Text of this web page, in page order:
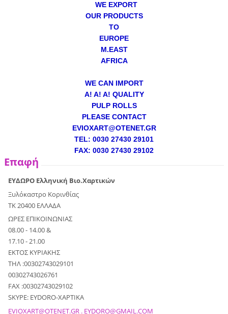
WE EXPORT
OUR PRODUCTS
TO
EUROPE
M.EAST
AFRICA
WE CAN IMPORT
A! A! A! QUALITY
PULP ROLLS
PLEASE CONTACT
EVIOXART@OTENET.GR
TEL: 0030 27430 29101
FAX: 0030 27430 29102
Επαφή
ΕΥΔΩΡΟ Ελληνική Βιο.Χαρτικών
Ξυλόκαστρο Κορινθίας
ΤΚ 20400 ΕΛΛΑΔΑ
ΩΡΕΣ ΕΠΙΚΟΙΝΩΝΙΑΣ
08.00 - 14.00 &
17.10 - 21.00
ΕΚΤΟΣ ΚΥΡΙΑΚΗΣ
ΤΗΛ :00302743029101
00302743026761
FAX :00302743029102
SKYPE: EYDORO-XAPTIKA
EVIOXART@OTENET.GR . EYDORO@GMAIL.COM